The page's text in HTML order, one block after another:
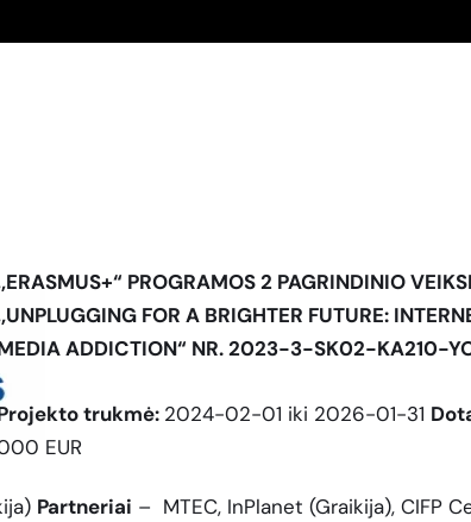
PROGRAMOS 2 PAGRINDINIO
FOR A BRIGHTER FUTURE:
ADDICTION“ NR. 2023-3-SK02-KA210-
trukmė: 2024-02-01 iki 2026-01-31
EUR
Partneriai – MTEC, InPlanet (Graikija), CIFP